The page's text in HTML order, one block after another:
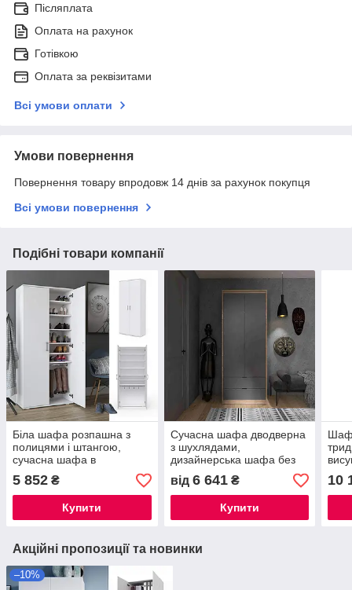
Післяплата
Оплата на рахунок
Готівкою
Оплата за реквізитами
Всі умови оплати
Умови повернення
Повернення товару впродовж 14 днів за рахунок покупця
Всі умови повернення
Подібні товари компанії
Біла шафа розпашна з
полицями і штангою,
сучасна шафа в
передпокій, спальню,
вітальню Opendoors
5 852 ₴
Купити
Сучасна шафа дводверна
з шухлядами,
дизайнерська шафа без
ручок Сіті 800 Еверест
від 6 641₴
Купити
10
Акційні пропозиції та новинки
–10%